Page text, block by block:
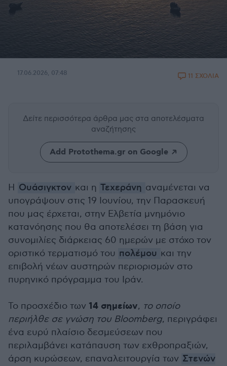
17.06.2026, 07:48 11 ΣΧΟΛΙΑ
Δείτε περισσότερα άρθρα μας στα αποτελέσματα
αναζήτησης
Add Protothema.gr on Google
Η Ουάσιγκτον και η Τεχεράνη αναμένεται να
υπογράψουν στις 19 Ιουνίου, την Παρασκευή
που μας έρχεται, στην Ελβετία μνημόνιο
κατανόησης που θα αποτελέσει τη βάση για
συνομιλίες διάρκειας 60 ημερών με στόχο τον
οριστικό τερματισμό του πολέμου και την
επιβολή νέων αυστηρών περιορισμών στο
πυρηνικό πρόγραμμα του Ιράν.
Το προσχέδιο των 14 σημείων, το οποίο
περιήλθε σε γνώση του Bloomberg, περιγράφει
ένα ευρύ πλαίσιο δεσμεύσεων που
περιλαμβάνει κατάπαυση των εχθροπραξιών,
άρση κυρώσεων, επαναλειτουργία των Στενών